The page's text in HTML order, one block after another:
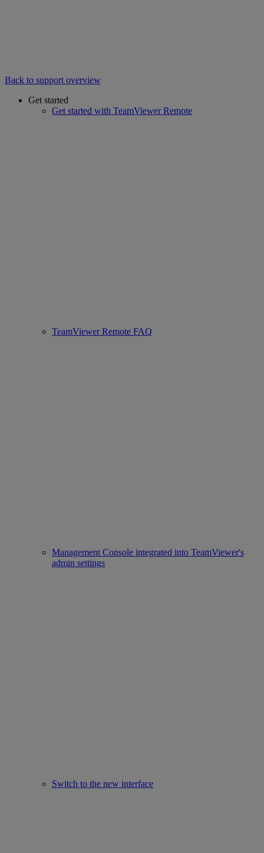
Back to support overview
Get started
Get started with TeamViewer Remote
TeamViewer Remote FAQ
Management Console integrated into TeamViewer's
admin settings
Switch to the new interface